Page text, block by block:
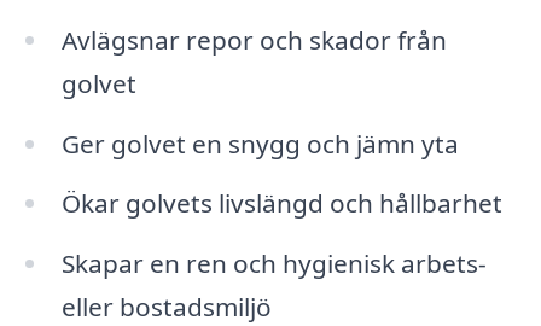
Avlägsnar repor och skador från
golvet
Ger golvet en snygg och jämn yta
Ökar golvets livslängd och hållbarhet
Skapar en ren och hygienisk arbets-
eller bostadsmiljö